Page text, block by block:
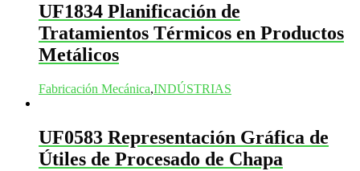
UF1834 Planificación de
Tratamientos Térmicos en Productos
Metálicos
Fabricación Mecánica,INDÚSTRIAS
UF0583 Representación Gráfica de
Útiles de Procesado de Chapa